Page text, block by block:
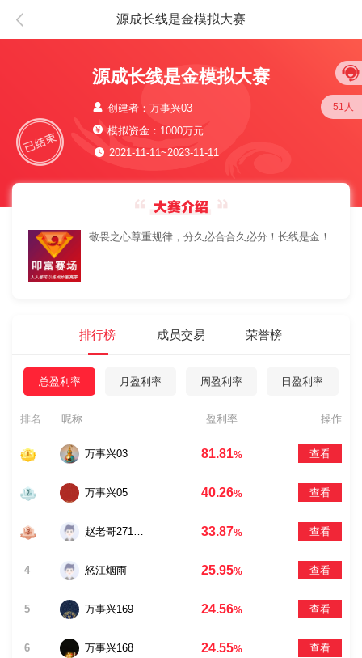
源成长线是金模拟大赛
源成长线是金模拟大赛
创建者：万事兴03
模拟资金：1000万元
2021-11-11~2023-11-11
51人
敬畏之心尊重规律，分久必合合久必分！长线是金！
排行榜 成员交易 荣誉榜
总盈利率 月盈利率 周盈利率 日盈利率
排名 昵称 盈利率 操作
万事兴03 81.81% 查看
万事兴05 40.26% 查看
赵老哥27118236 33.87% 查看
4 怒江烟雨 25.95% 查看
5 万事兴169 24.56% 查看
6 万事兴168 24.55% 查看